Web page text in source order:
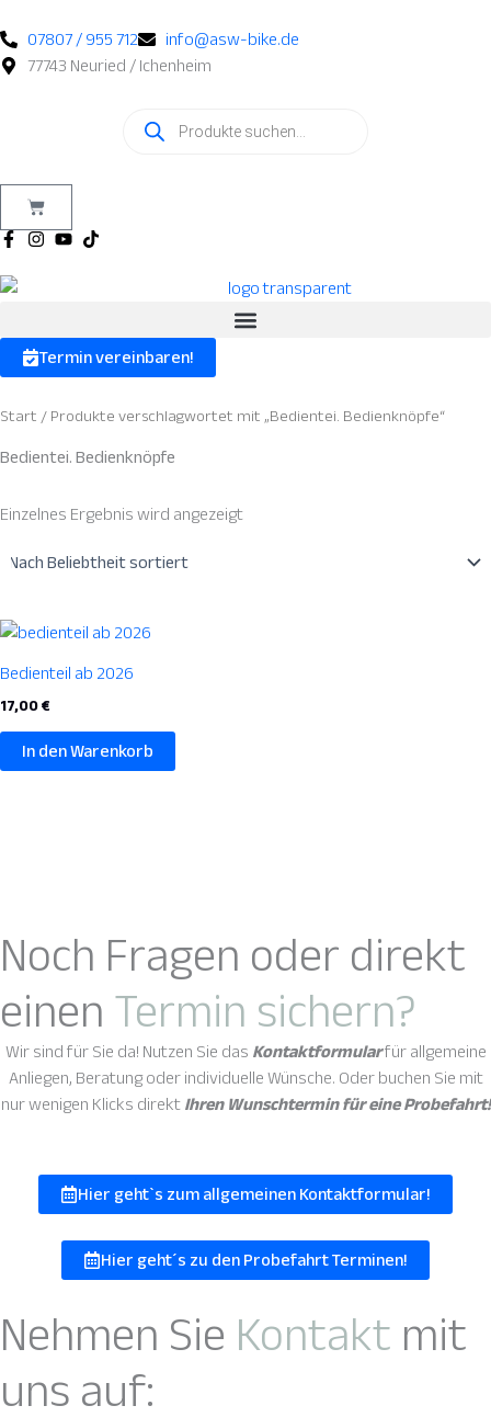
Inhalt
springen
07807 / 955 712
info@asw-bike.de
77743 Neuried / Ichenheim
search
Warenkorb
Termin vereinbaren!
Start / Produkte verschlagwortet mit „Bedientei. Bedienknöpfe“
Bedientei. Bedienknöpfe
Einzelnes Ergebnis wird angezeigt
Bedienteil ab 2026
17,00€
In den Warenkorb
Noch Fragen oder direkt
einen Termin sichern?
Wir sind für Sie da! Nutzen Sie das Kontaktformularfür allgemeine
Anliegen, Beratung oder individuelle Wünsche. Oder buchen Sie mit
nur wenigen Klicks direktIhren Wunschtermin für eine Probefahrt!
Hier geht`s zum allgemeinen Kontaktformular!
Hier geht´s zu den Probefahrt Terminen!
Nehmen Sie Kontakt mit
uns auf: